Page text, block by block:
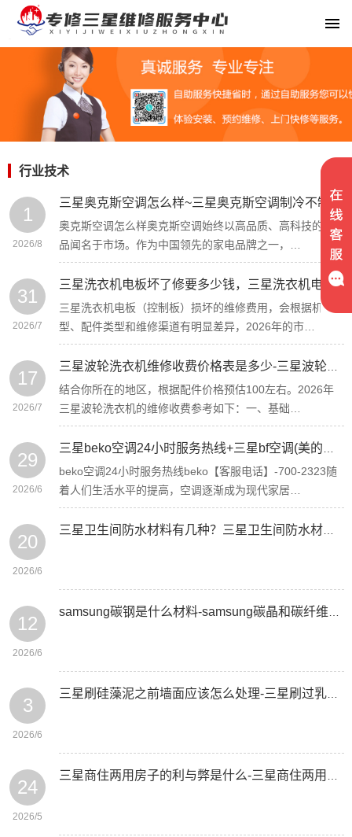
行业技术
1
2026/8
三星奥克斯空调怎么样~三星奥克斯空调制冷不制热怎么回事
奥克斯空调怎么样奥克斯空调始终以高品质、高科技的产
品闻名于市场。作为中国领先的家电品牌之一，…
31
2026/7
三星洗衣机电板坏了修要多少钱，三星洗衣机电板坏了修要多少钱呢
三星洗衣机电板（控制板）损坏的维修费用，会根据机
型、配件类型和维修渠道有明显差异，2026年的市…
17
2026/7
结合你所在的地区，根据配件价格预估100左右。2026年
三星波轮洗衣机的维修收费参考如下：一、基础…
29
2026/6
beko空调24小时服务热线beko【客服电话】-700-2323随
着人们生活水平的提高，空调逐渐成为现代家居…
20
2026/6
12
2026/6
3
2026/6
24
2026/5